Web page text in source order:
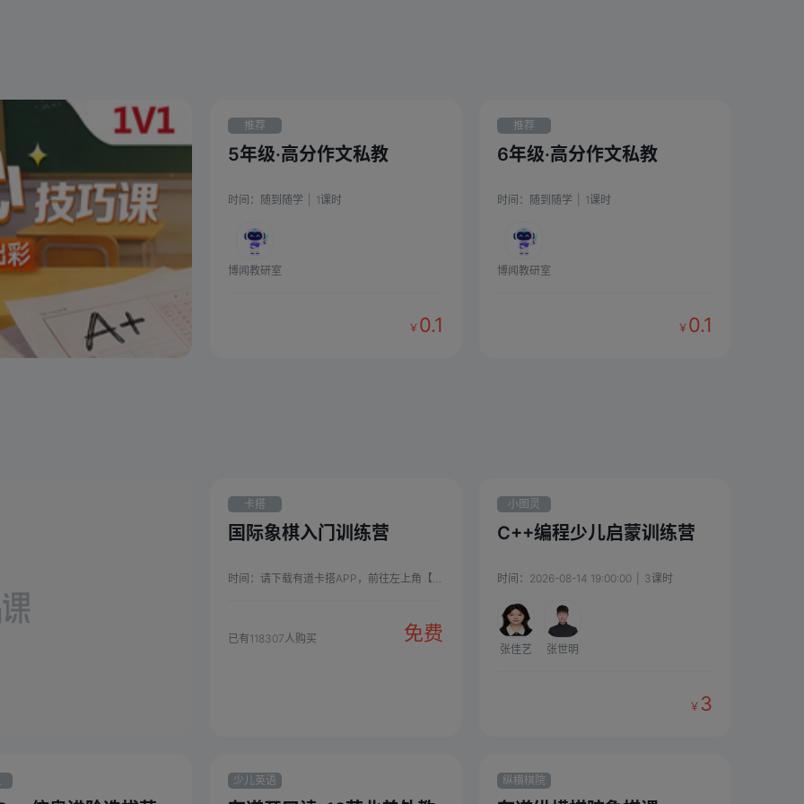
推荐
5年级·高分作文私教
时间： 随到随学 1课时
博闻教研室
￥ 0.1
推荐
6年级·高分作文私教
时间： 随到随学 1课时
博闻教研室
￥ 0.1
卡搭
STEAM
国际象棋入门训练营
时间： 请下载有道卡搭APP，前往左上角【订单】添加老师学习 | 4课时
已有118307人购买 免费
小图灵
C++编程少儿启蒙训练营
时间： 2026-08-14 19:00:00 3课时
张佳艺 张世明
￥ 3
少儿英语 纵横棋院